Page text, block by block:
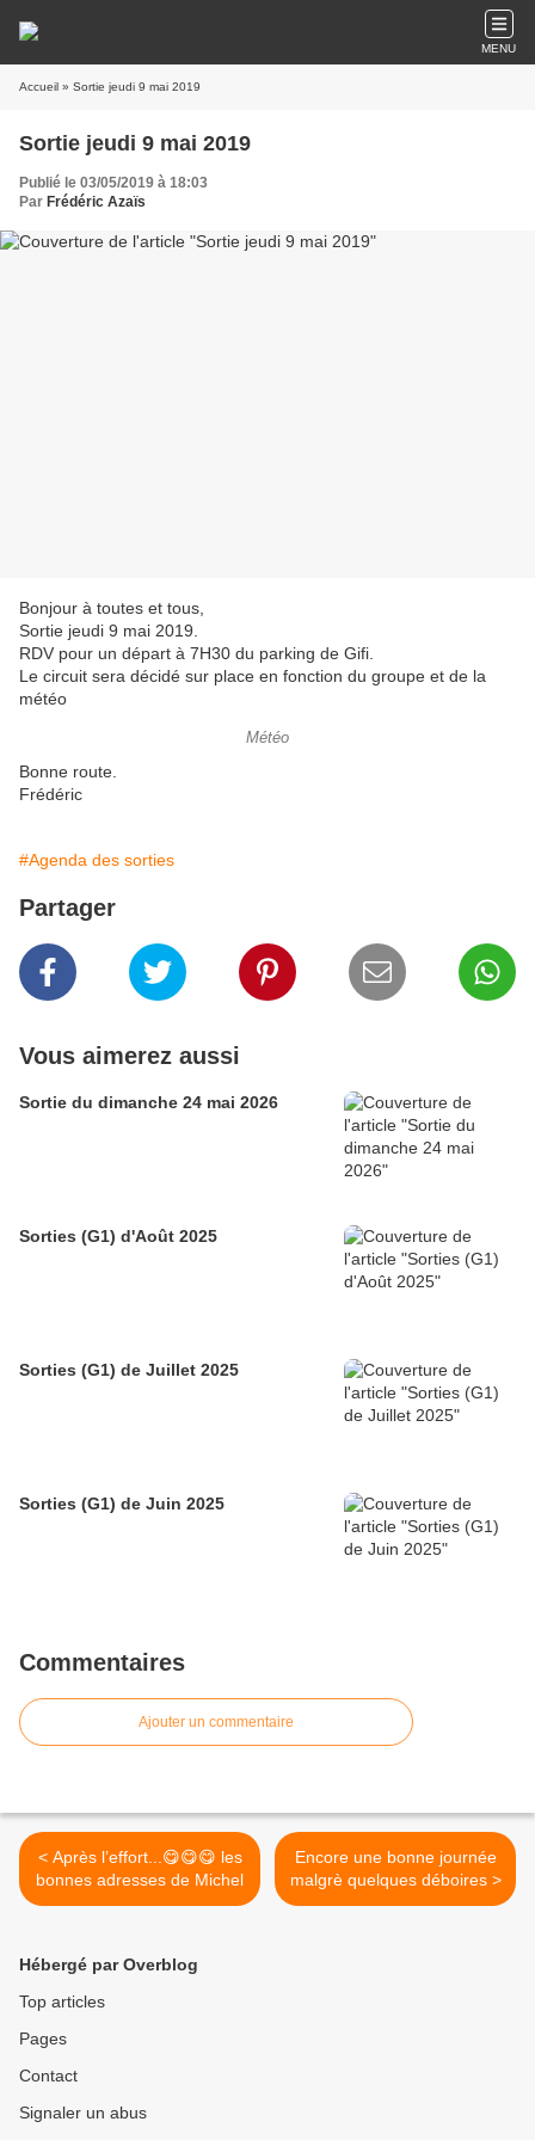
MENU
Accueil » Sortie jeudi 9 mai 2019
Sortie jeudi 9 mai 2019
Publié le 03/05/2019 à 18:03
Par Frédéric Azaïs
Bonjour à toutes et tous,
Sortie jeudi 9 mai 2019.
RDV pour un départ à 7H30 du parking de Gifi.
Le circuit sera décidé sur place en fonction du groupe et de la
météo
Météo
Bonne route.
Frédéric
#Agenda des sorties
Partager
Vous aimerez aussi
Sortie du dimanche 24 mai 2026
Sorties (G1) d'Août 2025
Sorties (G1) de Juillet 2025
Sorties (G1) de Juin 2025
Commentaires
Ajouter un commentaire
< Après l’effort...😋😋😋 les
bonnes adresses de Michel
Encore une bonne journée
malgrè quelques déboires >
Hébergé par Overblog
Top articles
Pages
Contact
Signaler un abus